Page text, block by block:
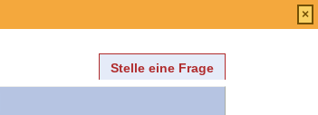
Stelle eine Frage
×